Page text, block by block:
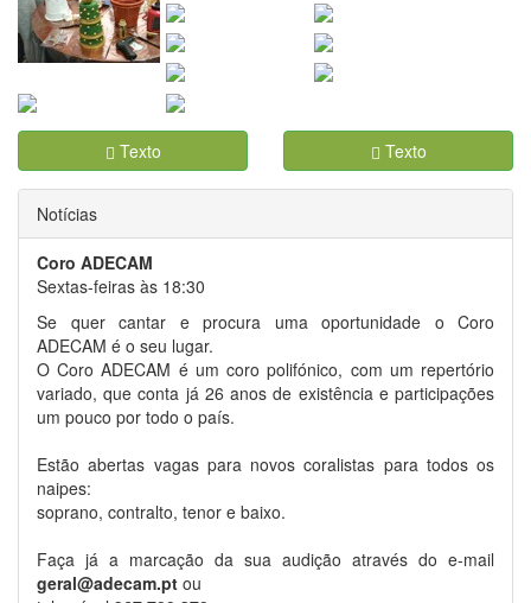
Texto Texto
Notícias
Coro ADECAM
Sextas-feiras às 18:30
Se quer cantar e procura uma oportunidade o Coro
ADECAM é o seu lugar.
O Coro ADECAM é um coro polifónico, com um repertório
variado, que conta já 26 anos de existência e participações
um pouco por todo o país.
Estão abertas vagas para novos coralistas para todos os
naipes:
soprano, contralto, tenor e baixo.
Faça já a marcação da sua audição através do e-mail
geral@adecam.pt ou